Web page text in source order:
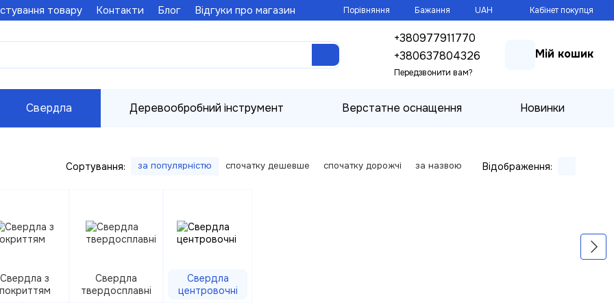
товару Контакти Блог
Відгуки про магазин
Порівняння Бажання UAH Кабінет покупця
+380977911770
+380637804326
Передзвонити вам?
Мій кошик
Свердла Деревообробний інструмент Верстатне оснащення Новинки
Сортування: за популярністю спочатку дешевше спочатку дорожчі за назвою Відображення:
Свердла з
покриттям
Свердла
твердосплавні
Свердла
центровочні